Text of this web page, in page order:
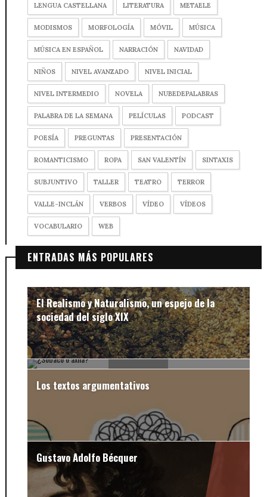
LENGUA CASTELLANA LITERATURA METAELE
MODISMOS MORFOLOGÍA MÓVIL MÚSICA
MÚSICA EN ESPAÑOL NARRACIÓN NAVIDAD
NIÑOS NIVEL AVANZADO NIVEL INICIAL
NIVEL INTERMEDIO NOVELA NUBEDEPALABRAS
PALABRA DE LA SEMANA PELÍCULAS PODCAST
POESÍA PREGUNTAS PRESENTACIÓN
ROMANTICISMO ROPA SAN VALENTÍN SINTAXIS
SUBJUNTIVO TALLER TEATRO TERROR
VALLE-INCLÁN VERBOS VÍDEO VÍDEOS
VOCABULARIO WEB
ENTRADAS MÁS POPULARES
El Realismo y Naturalismo, un espejo de la
sociedad del siglo XIX
Los textos argumentativos
Gustavo Adolfo Bécquer